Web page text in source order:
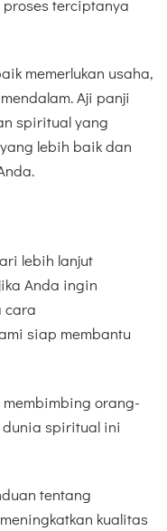
terciptanya
memerlukan usaha,
Aji panji
spiritual yang
lebih baik dan
lebih lanjut
Anda ingin
cara
siap membantu
orang-
spiritual ini
tentang
kualitas